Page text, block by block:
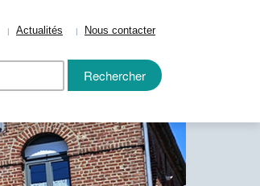
Actualités Nous contacter
Rechercher :